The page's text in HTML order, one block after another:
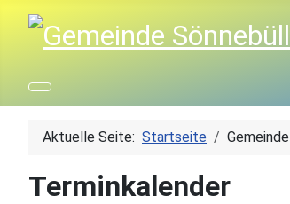
Aktuelle Seite: Startseite Gemeinde
Terminkalender